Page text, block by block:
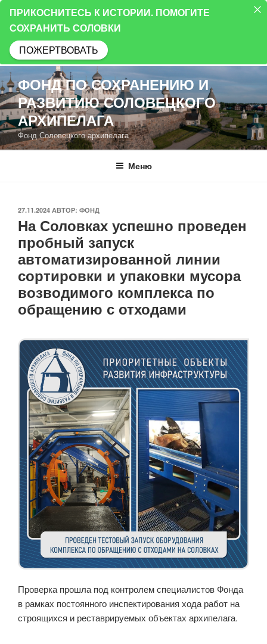
Перейти
к
содержимому
ФОНД ПО СОХРАНЕНИЮ И
РАЗВИТИЮ СОЛОВЕЦКОГО
АРХИПЕЛАГА
Фонд Соловецкого архипелага
Меню
ОПУБЛИКОВАНО
27.11.2024 АВТОР: ФОНД
На Соловках успешно проведен
пробный запуск
автоматизированной линии
сортировки и упаковки мусора
возводимого комплекса по
обращению с отходами
Проверка прошла под контролем специалистов Фонда
в рамках постоянного инспектирования хода работ на
строящихся и реставрируемых объектах архипелага.
ПРИКОСНИТЕСЬ К ИСТОРИИ. ПОМОГИТЕ
СОХРАНИТЬ СОЛОВКИ
ПОЖЕРТВОВАТЬ